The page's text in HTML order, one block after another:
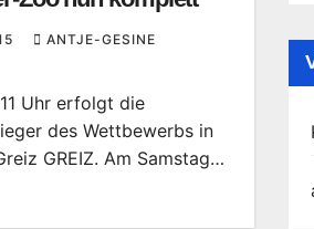
ANTJE-GESINE
Uhr erfolgt die
des Wettbewerbs in
GREIZ. Am Samstag…